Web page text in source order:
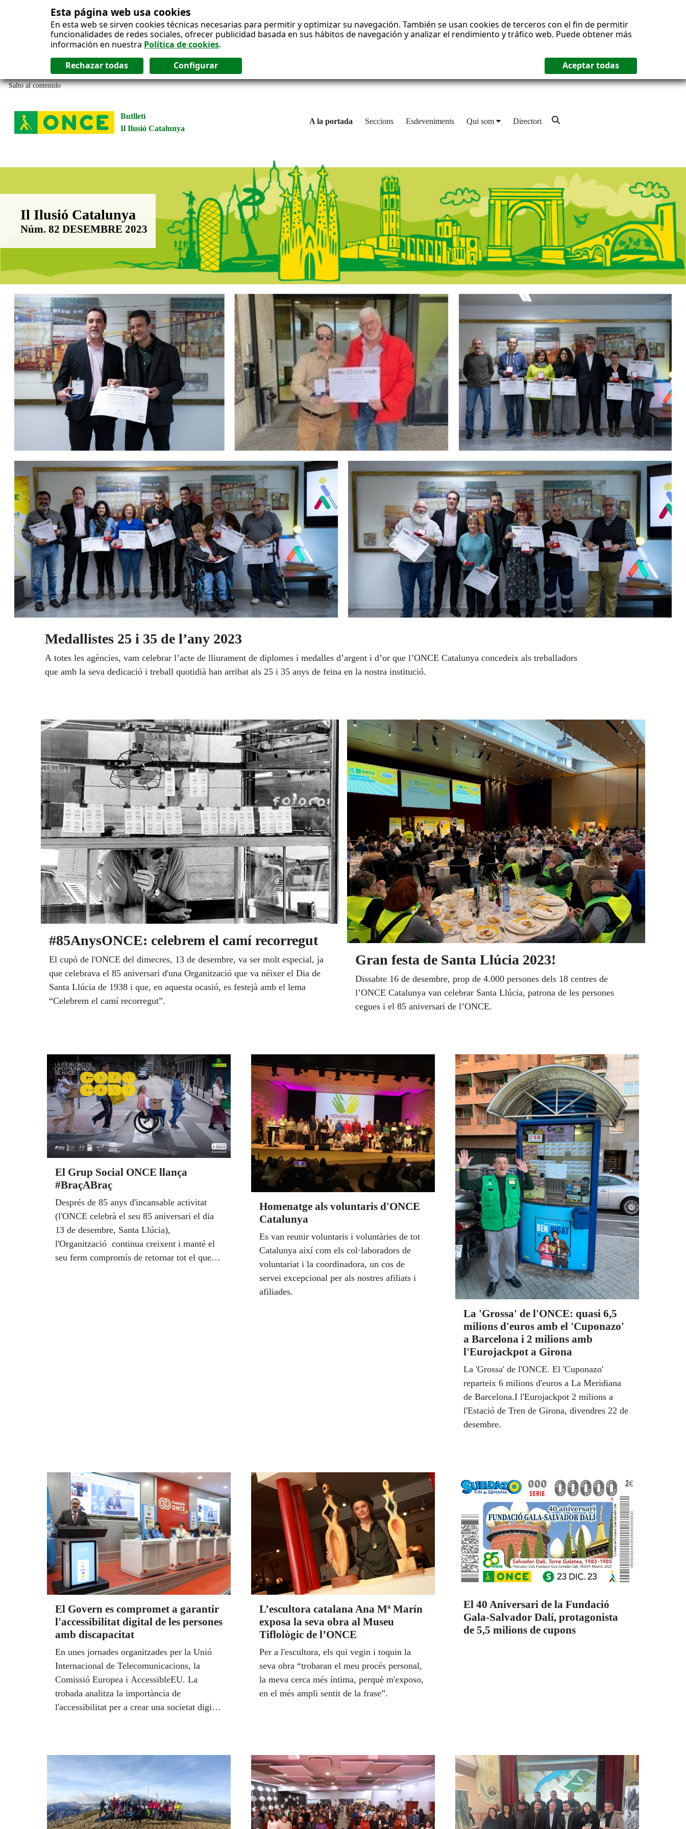
Esta página web usa cookies
En esta web se sirven cookies técnicas necesarias para permitir y optimizar su navegación. También se usan cookies de terceros con el fin de permitir
funcionalidades de redes sociales, ofrecer publicidad basada en sus hábitos de navegación y analizar el rendimiento y tráfico web. Puede obtener más
información en nuestra Política de cookies.
Salto al contenido
Butlletí
Il Ilusió Catalunya
A la portada Seccions Esdeveniments Qui som Directori
Boletín Il·lusió Catalunya
Il Ilusió Catalunya
Núm. 82 DESEMBRE 2023
Boletín Il·lusió Catalunya - A la portada
Medallistes 25 i 35 de l’any 2023
A totes les agències, vam celebrar l’acte de lliurament de diplomes i medalles d’argent i d’or que l’ONCE Catalunya concedeix als treballadors
que amb la seva dedicació i treball quotidià han arribat als 25 i 35 anys de feina en la nostra institució.
#85AnysONCE: celebrem el camí recorregut
El cupó de l'ONCE del dimecres, 13 de desembre, va ser molt especial, ja
que celebrava el 85 aniversari d'una Organització que va néixer el Dia de
Santa Llúcia de 1938 i que, en aquesta ocasió, es festejà amb el lema
“Celebrem el camí recorregut”.
Gran festa de Santa Llúcia 2023!
Dissabte 16 de desembre, prop de 4.000 persones dels 18 centres de
l’ONCE Catalunya van celebrar Santa Llúcia, patrona de les persones
cegues i el 85 aniversari de l’ONCE.
El Grup Social ONCE llança
#BraçABraç
Després de 85 anys d'incansable activitat
(l'ONCE celebrà el seu 85 aniversari el dia
13 de desembre, Santa Llúcia),
l'Organització continua creixent i manté el
seu ferm compromís de retornar tot el que la
Homenatge als voluntaris d'ONCE
Catalunya
Es van reunir voluntaris i voluntàries de tot
Catalunya així com els col·laboradors de
voluntariat i la coordinadora, un cos de
servei excepcional per als nostres afiliats i
afiliades.
La 'Grossa' de l'ONCE: quasi 6,5
milions d'euros amb el 'Cuponazo'
a Barcelona i 2 milions amb
l'Eurojackpot a Girona
La 'Grossa' de l'ONCE. El 'Cuponazo'
reparteix 6 milions d'euros a La Meridiana
de Barcelona.I l'Eurojackpot 2 milions a
l'Estació de Tren de Girona, divendres 22 de
desembre.
El Govern es compromet a garantir
l'accessibilitat digital de les persones
amb discapacitat
En unes jornades organitzades per la Unió
Internacional de Telecomunicacions, la
Comissió Europea i AccessibleEU. La
trobada analitza la importància de
l'accessibilitat per a crear una societat digital
L’escultora catalana Ana Mª Marín
exposa la seva obra al Museu
Tiflològic de l’ONCE
Per a l'escultora, els qui vegin i toquin la
seva obra “trobaran el meu procés personal,
la meva cerca més íntima, perquè m'exposo,
en el més ampli sentit de la frase”.
El 40 Aniversari de la Fundació
Gala-Salvador Dalí, protagonista
de 5,5 milions de cupons